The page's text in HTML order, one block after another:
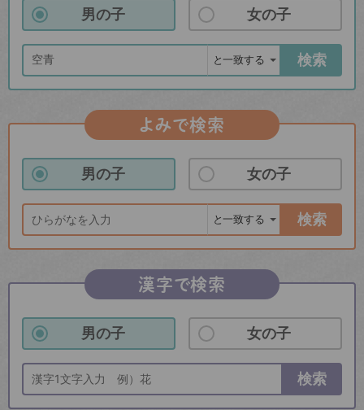
男の子 女の子
検索
よみで検索
男の子 女の子
検索
漢字で検索
男の子 女の子
検索